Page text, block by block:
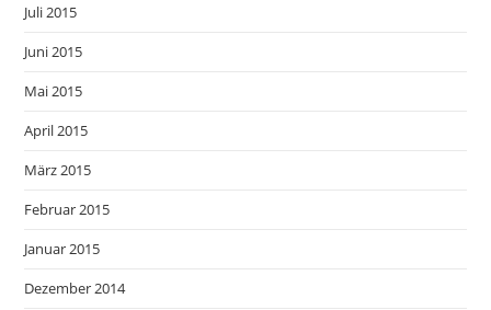
Juli 2015
Juni 2015
Mai 2015
April 2015
März 2015
Februar 2015
Januar 2015
Dezember 2014